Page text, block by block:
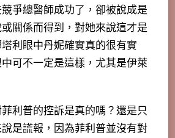
爭總醫師成功了，卻被說成是
關係而得到，對她來說這才是
利眼中丹妮確實真的很有實
可不一定是這樣，尤其是伊萊
利普的控訴是真的嗎？還是只
是謊報， 因為菲利普並沒有對